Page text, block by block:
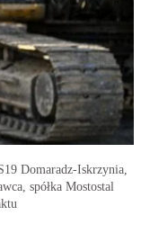
Domaradz-Iskrzynia,
spółka Mostostal